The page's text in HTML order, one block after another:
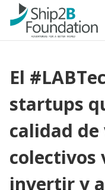
El
startups
calidad de
colectivos
invertir y